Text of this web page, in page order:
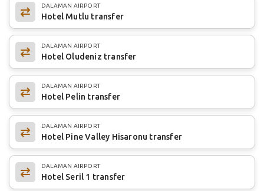
DALAMAN AIRPORT
Hotel Mutlu transfer
DALAMAN AIRPORT
Hotel Oludeniz transfer
DALAMAN AIRPORT
Hotel Pelin transfer
DALAMAN AIRPORT
Hotel Pine Valley Hisaronu transfer
DALAMAN AIRPORT
Hotel Seril 1 transfer